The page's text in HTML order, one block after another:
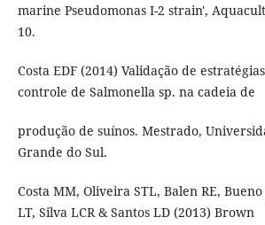
marine Pseudomonas I-2 strain',
10.
Costa EDF (2014) Validação de
controle de Salmonella sp. na cadeia de
produção de suínos. Mestrado,
Grande do Sul.
Costa MM, Oliveira STL, Balen RE,
LT, Silva LCR & Santos LD (2013) Brown